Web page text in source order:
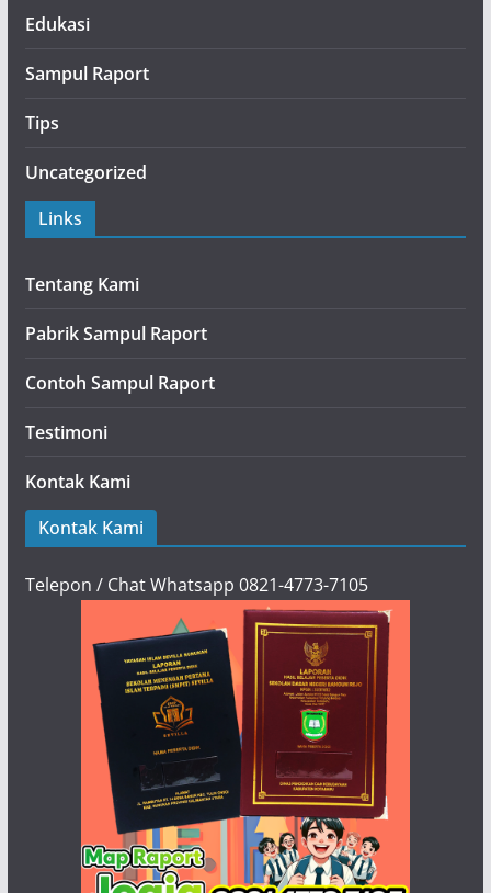
Edukasi
Sampul Raport
Tips
Uncategorized
Links
Tentang Kami
Pabrik Sampul Raport
Contoh Sampul Raport
Testimoni
Kontak Kami
Kontak Kami
Telepon / Chat Whatsapp 0821-4773-7105